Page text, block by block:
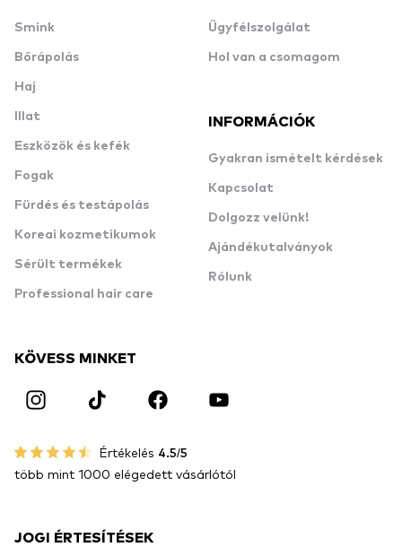
Smink
Bőrápolás
Haj
Illat
Eszközök és kefék
Fogak
Fürdés és testápolás
Koreai kozmetikumok
Sérült termékek
Professional hair care
Ügyfélszolgálat
Hol van a csomagom
INFORMÁCIÓK
Gyakran ismételt kérdések
Kapcsolat
Dolgozz velünk!
Ajándékutalványok
Rólunk
KÖVESS MINKET
Értékelés 4.5/5
több mint 1000 elégedett vásárlótól
JOGI ÉRTESÍTÉSEK